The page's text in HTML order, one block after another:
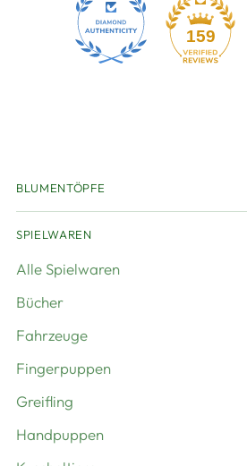
159
BLUMENTÖPFE
SPIELWAREN
Alle Spielwaren
Bücher
Fahrzeuge
Fingerpuppen
Greifling
Handpuppen